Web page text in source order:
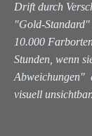
Drift durch
"Gold-
10.000
Stunden, wenn
Abweichungen"
visuell unsichtbar.